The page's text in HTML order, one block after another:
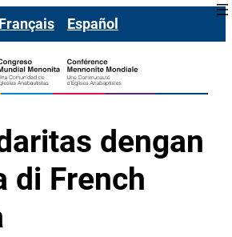
Français Español
dengan
di French